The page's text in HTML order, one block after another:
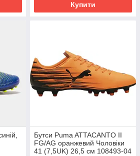
Купити
Бутси Puma ATTACANTO II
FG/AG оранжевий Чоловіки
41 (7,5UK) 26,5 см 108493-04